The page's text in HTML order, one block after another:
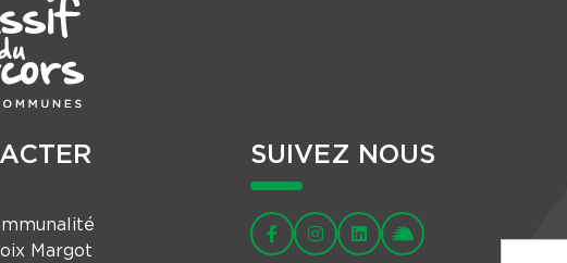
Margot
SUIVEZ NOUS